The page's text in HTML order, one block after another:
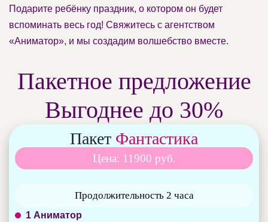
Подарите ребёнку праздник, о котором он будет
вспоминать весь год! Свяжитесь с агентством
«Аниматор», и мы создадим волшебство вместе.
Пакетное предложение
Выгоднее до 30%
Пакет Фантастика
Цена: 11900 руб.
Продолжительность 2 часа
1 Аниматор